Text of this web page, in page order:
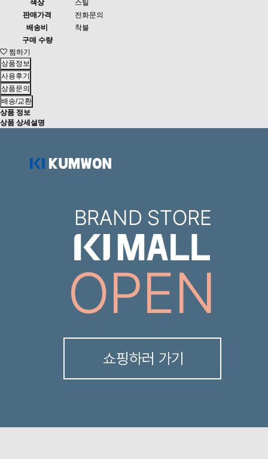
색상
스틸
판매가격
전화문의
배송비
착불
구매 수량
찜하기
상품정보
사용후기
상품문의
배송/교환
상품 정보
상품 상세설명